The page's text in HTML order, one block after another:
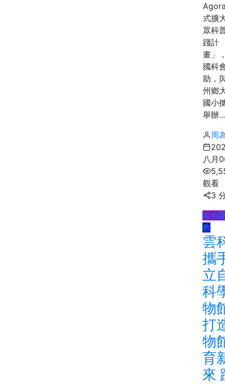
式擴
眾科
踐計
畫」
國科
助，
州鄉
國小
舉辦...
周
八月
觀看
3
綜合
教
雲
攜
立
科
物
打
物
育
來